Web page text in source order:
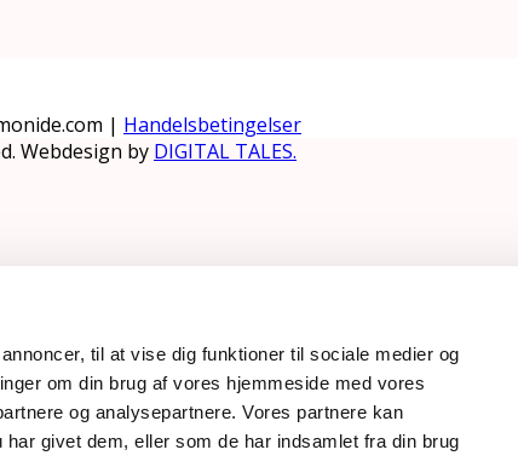
til at vise dig funktioner til sociale medier og
om din brug af vores hjemmeside med vores
og analysepartnere. Vores partnere kan
givet dem, eller som de har indsamlet fra din brug
| Handelsbetingelser
Webdesign by DIGITAL TALES.